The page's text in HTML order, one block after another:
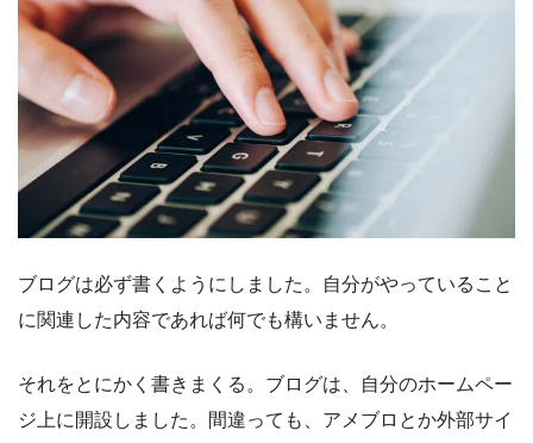
ブログは必ず書くようにしました。自分がやっていること
に関連した内容であれば何でも構いません。
それをとにかく書きまくる。ブログは、自分のホームペー
ジ上に開設しました。間違っても、アメブロとか外部サイ